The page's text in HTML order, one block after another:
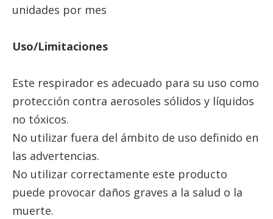
unidades por mes
Uso/Limitaciones
Este respirador es adecuado para su uso como
protección contra aerosoles sólidos y líquidos
no tóxicos.
No utilizar fuera del ámbito de uso definido en
las advertencias.
No utilizar correctamente este producto
puede provocar daños graves a la salud o la
muerte.